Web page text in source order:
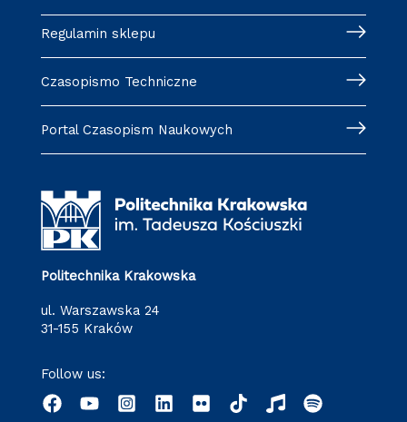
Regulamin sklepu
Czasopismo Techniczne
Portal Czasopism Naukowych
Politechnika Krakowska
ul. Warszawska 24
31-155 Kraków
Follow us: